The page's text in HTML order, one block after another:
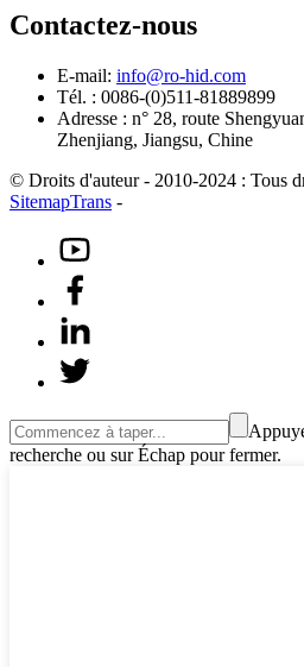
Contactez-nous
E-mail: info@ro-hid.com
Tél. : 0086-(0)511-81889899
Adresse : n° 28, route
Zhenjiang, Jiangsu, Chine
© Droits d'auteur - 2010-2024 : Tous
SitemapTrans -
recherche ou sur Échap pour fermer.